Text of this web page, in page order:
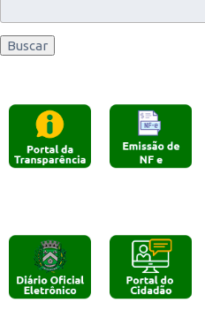
Buscar
Cliqeu aqui Cliqeu aqui
Cliqeu aqui Cliqeu aqui